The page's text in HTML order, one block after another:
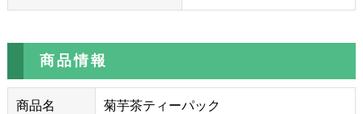
商品情報
商品名 菊芋茶ティーパック